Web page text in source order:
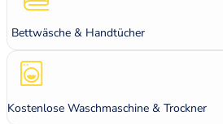
Bettwäsche & Handtücher
Kostenlose Waschmaschine & Trockner